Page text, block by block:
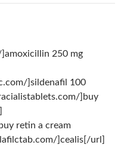
250 mg
]sildenafil 100
]buy
retin a cream
]cealis[/url]